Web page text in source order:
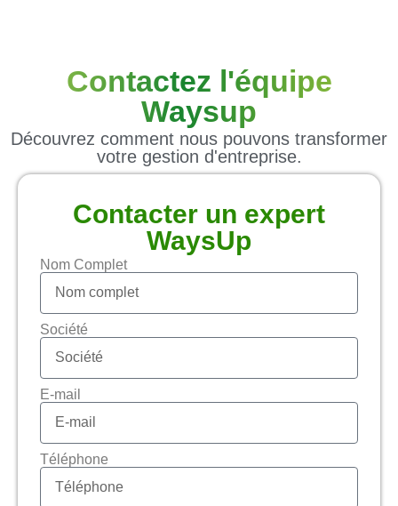
Contactez l'équipe
Waysup
Découvrez comment nous pouvons transformer
votre gestion d'entreprise.
Contacter un expert
WaysUp
Nom Complet
Société
E-mail
Téléphone